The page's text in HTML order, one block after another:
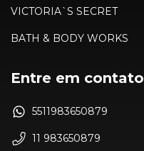
VICTORIA`S SECRET
BATH & BODY WORKS
Entre em contato
5511983650879
11 983650879